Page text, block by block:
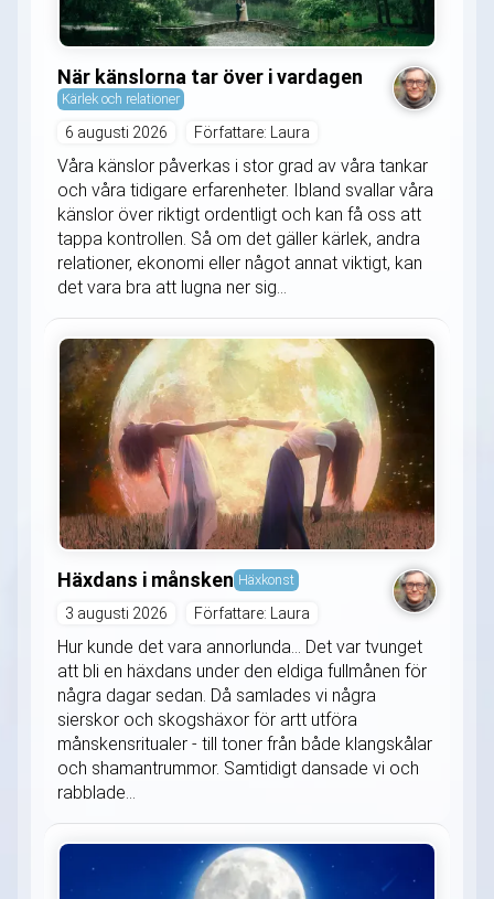
När känslorna tar över i vardagen
Kärlek och relationer
6 augusti 2026 Författare: Laura
Våra känslor påverkas i stor grad av våra tankar
och våra tidigare erfarenheter. Ibland svallar våra
känslor över riktigt ordentligt och kan få oss att
tappa kontrollen. Så om det gäller kärlek, andra
relationer, ekonomi eller något annat viktigt, kan
det vara bra att lugna ner sig...
Häxdans i månsken Häxkonst
3 augusti 2026 Författare: Laura
Hur kunde det vara annorlunda... Det var tvunget
att bli en häxdans under den eldiga fullmånen för
några dagar sedan. Då samlades vi några
sierskor och skogshäxor för artt utföra
månskensritualer - till toner från både klangskålar
och shamantrummor. Samtidigt dansade vi och
rabblade...